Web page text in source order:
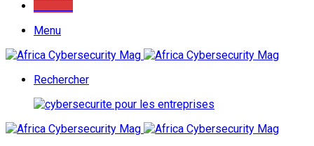
Menu
Rechercher